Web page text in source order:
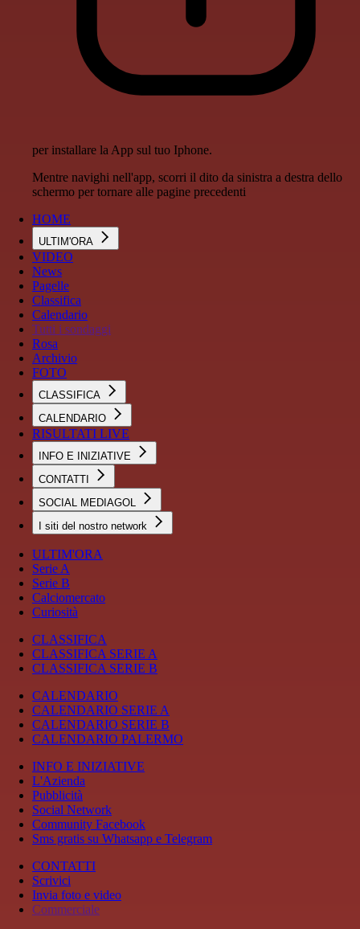
per installare la App sul tuo Iphone.
Mentre navighi nell'app, scorri il dito da sinistra a destra dello
schermo per tornare alle pagine precedenti
HOME
ULTIM'ORA
VIDEO
News
Pagelle
Classifica
Calendario
Tutti i sondaggi
Rosa
Archivio
FOTO
CLASSIFICA
CALENDARIO
RISULTATI LIVE
INFO E INIZIATIVE
CONTATTI
SOCIAL MEDIAGOL
I siti del nostro network
ULTIM'ORA
Serie A
Serie B
Calciomercato
Curiosità
CLASSIFICA
CLASSIFICA SERIE A
CLASSIFICA SERIE B
CALENDARIO
CALENDARIO SERIE A
CALENDARIO SERIE B
CALENDARIO PALERMO
INFO E INIZIATIVE
L'Azienda
Pubblicità
Social Network
Community Facebook
Sms gratis su Whatsapp e Telegram
CONTATTI
Scrivici
Invia foto e video
Commerciale